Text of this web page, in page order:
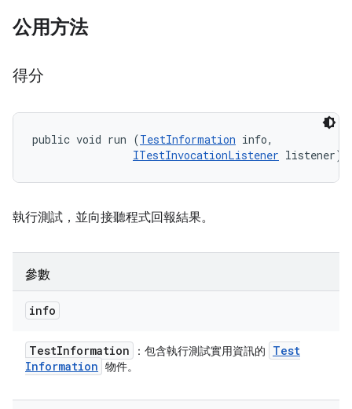
公用方法
得分
public void run (TestInformation info,
ITestInvocationListener listener)
執行測試，並向接聽程式回報結果。
參數
info
TestInformation ：包含執行測試實用資訊的
Test
Information 物件。